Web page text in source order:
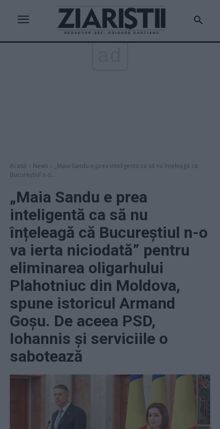
Acasă News
„Maia Sandu e prea inteligentă ca să nu înțeleagă că
Bucureștiul n-o...
„Maia Sandu e prea
inteligentă ca să nu
înțeleagă că Bucureștiul n-o
va ierta niciodată” pentru
eliminarea oligarhului
Plahotniuc din Moldova,
spune istoricul Armand
Goșu. De aceea PSD,
Iohannis și serviciile o
sabotează